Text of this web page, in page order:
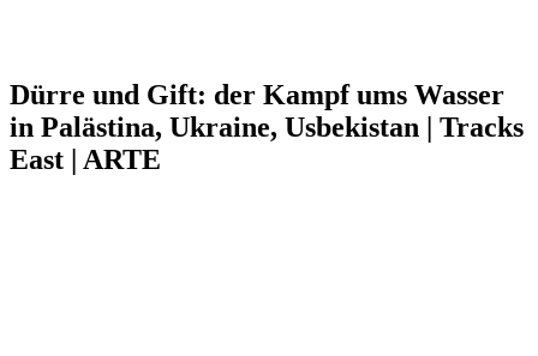
Dürre und Gift: der Kampf ums Wasser
in Palästina, Ukraine, Usbekistan | Tracks
East | ARTE